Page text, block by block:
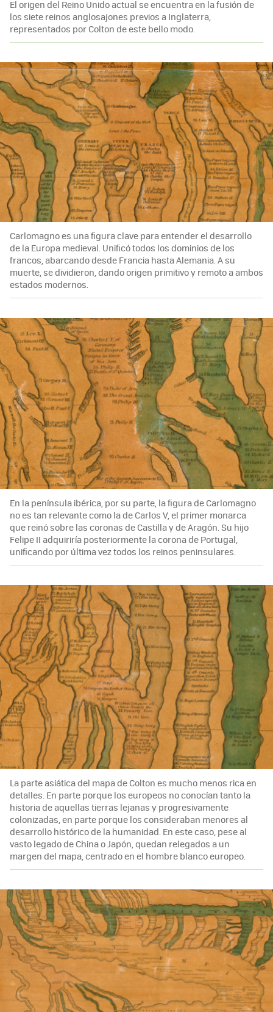
El origen del Reino Unido actual se encuentra en la fusión de
los siete reinos anglosajones previos a Inglaterra,
representados por Colton de este bello modo.
Carlomagno es una figura clave para entender el desarrollo
de la Europa medieval. Unificó todos los dominios de los
francos, abarcando desde Francia hasta Alemania. A su
muerte, se dividieron, dando origen primitivo y remoto a ambos
estados modernos.
En la península ibérica, por su parte, la figura de Carlomagno
no es tan relevante como la de Carlos V, el primer monarca
que reinó sobre las coronas de Castilla y de Aragón. Su hijo
Felipe II adquiriría posteriormente la corona de Portugal,
unificando por última vez todos los reinos peninsulares.
La parte asiática del mapa de Colton es mucho menos rica en
detalles. En parte porque los europeos no conocían tanto la
historia de aquellas tierras lejanas y progresivamente
colonizadas, en parte porque los consideraban menores al
desarrollo histórico de la humanidad. En este caso, pese al
vasto legado de China o Japón, quedan relegados a un
margen del mapa, centrado en el hombre blanco europeo.